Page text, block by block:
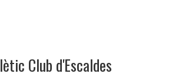
Club d'Escaldes